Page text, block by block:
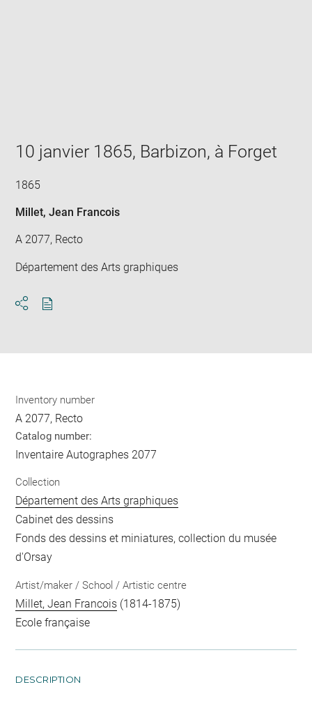
window
10 janvier 1865, Barbizon, à Forget
1865
Millet, Jean Francois
A 2077, Recto
Département des Arts graphiques
Inventory number
A 2077, Recto
Catalog number:
Inventaire Autographes 2077
Collection
Département des Arts graphiques
Cabinet des dessins
Fonds des dessins et miniatures, collection du musée
d'Orsay
Artist/maker / School / Artistic centre
Millet, Jean Francois (1814-1875)
Ecole française
DESCRIPTION